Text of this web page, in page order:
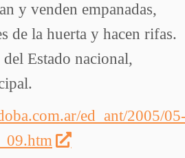
y venden empanadas,
de la huerta y hacen rifas.
Estado nacional,
ed_ant/2005/